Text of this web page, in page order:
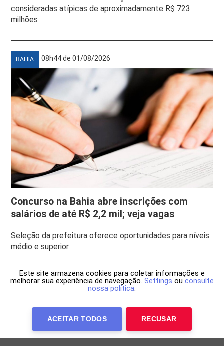
consideradas atípicas de aproximadamente R$ 723
milhões
BAHIA 08h44 de 01/08/2026
Concurso na Bahia abre inscrições com
salários de até R$ 2,2 mil; veja vagas
Seleção da prefeitura oferece oportunidades para níveis
médio e superior
Este site armazena cookies para coletar informações e
melhorar sua experiência de navegação. Settings ou consulte
nossa política.
ACEITAR TODOS RECUSAR